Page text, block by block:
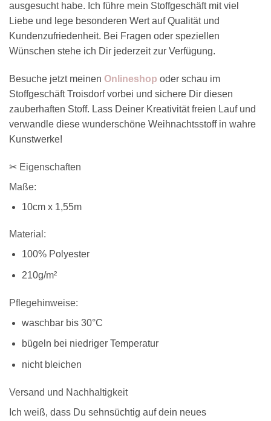
ausgesucht habe. Ich führe mein Stoffgeschäft mit viel
Liebe und lege besonderen Wert auf Qualität und
Kundenzufriedenheit. Bei Fragen oder speziellen
Wünschen stehe ich Dir jederzeit zur Verfügung.
Besuche jetzt meinen Onlineshop oder schau im
Stoffgeschäft Troisdorf vorbei und sichere Dir diesen
zauberhaften Stoff. Lass Deiner Kreativität freien Lauf und
verwandle diese wunderschöne Weihnachtsstoff in wahre
Kunstwerke!
✂ Eigenschaften
Maße:
10cm x 1,55m
Material:
100% Polyester
210g/m²
Pflegehinweise:
waschbar bis 30°C
bügeln bei niedriger Temperatur
nicht bleichen
Versand und Nachhaltigkeit
Ich weiß, dass Du sehnsüchtig auf dein neues